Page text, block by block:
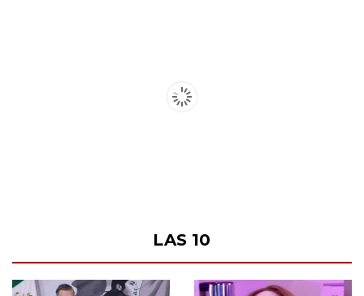
LAS 10